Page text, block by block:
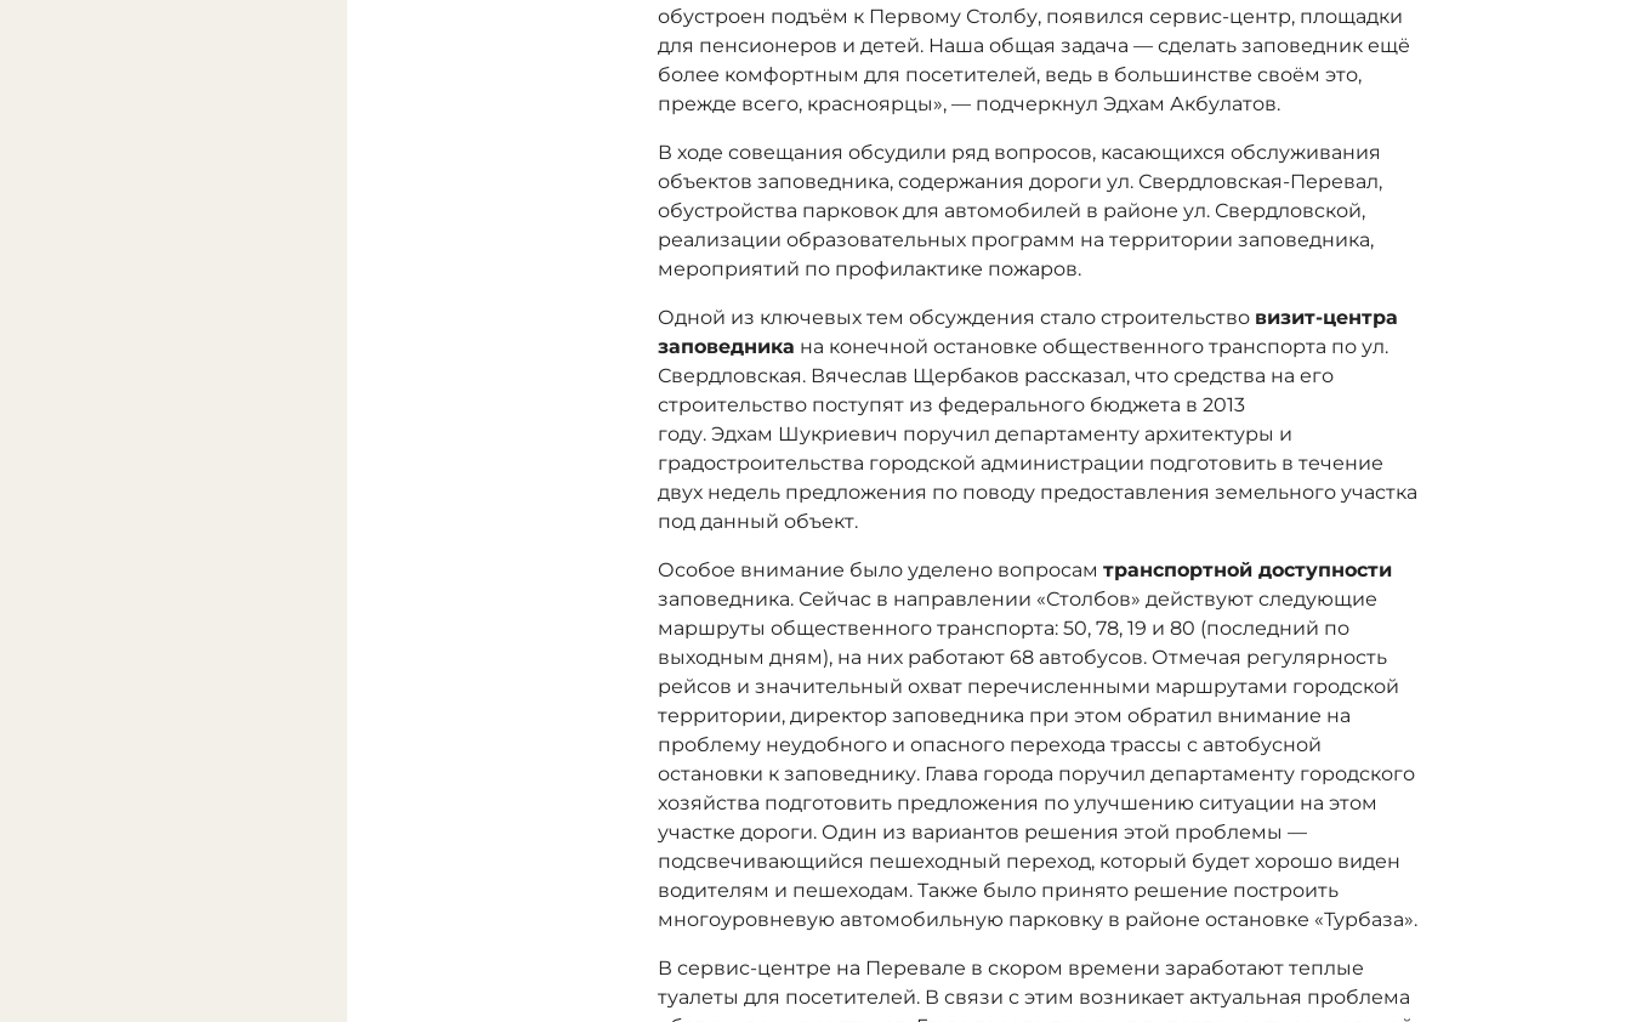
обустроен подъём к Первому Столбу, появился сервис-центр, площадки
для пенсионеров и детей. Наша общая задача — сделать заповедник ещё
более комфортным для посетителей, ведь в большинстве своём это,
прежде всего, красноярцы», — подчеркнул Эдхам Акбулатов.
В ходе совещания обсудили ряд вопросов, касающихся обслуживания
объектов заповедника, содержания дороги ул. Свердловская-Перевал,
обустройства парковок для автомобилей в районе ул. Свердловской,
реализации образовательных программ на территории заповедника,
мероприятий по профилактике пожаров.
Одной из ключевых тем обсуждения стало строительство визит-центра
заповедника на конечной остановке общественного транспорта по ул.
Свердловская. Вячеслав Щербаков рассказал, что средства на его
строительство поступят из федерального бюджета в 2013
году. Эдхам Шукриевич поручил департаменту архитектуры и
градостроительства городской администрации подготовить в течение
двух недель предложения по поводу предоставления земельного участка
под данный объект.
Особое внимание было уделено вопросамтранспортной доступности
заповедника. Сейчас в направлении «Столбов» действуют следующие
маршруты общественного транспорта: 50, 78, 19 и 80 (последний по
выходным дням), на них работают 68 автобусов. Отмечая регулярность
рейсов и значительный охват перечисленными маршрутами городской
территории, директор заповедника при этом обратил внимание на
проблему неудобного и опасного перехода трассы с автобусной
остановки к заповеднику. Глава города поручил департаменту городского
хозяйства подготовить предложения по улучшению ситуации на этом
участке дороги. Один из вариантов решения этой проблемы —
подсвечивающийся пешеходный переход, который будет хорошо виден
водителям и пешеходам. Также было принято решение построить
многоуровневую автомобильную парковку в районе остановке «Турбаза».
В сервис-центре на Перевале в скором времени заработают теплые
туалеты для посетителей. В связи с этим возникает актуальная проблема